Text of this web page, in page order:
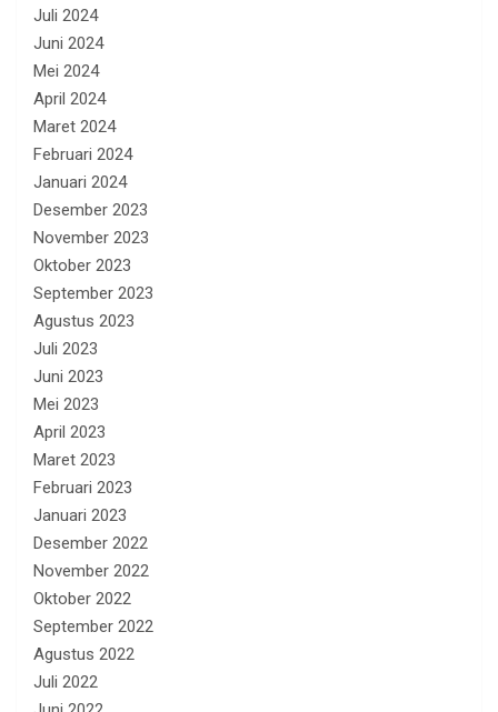
Juli 2024
Juni 2024
Mei 2024
April 2024
Maret 2024
Februari 2024
Januari 2024
Desember 2023
November 2023
Oktober 2023
September 2023
Agustus 2023
Juli 2023
Juni 2023
Mei 2023
April 2023
Maret 2023
Februari 2023
Januari 2023
Desember 2022
November 2022
Oktober 2022
September 2022
Agustus 2022
Juli 2022